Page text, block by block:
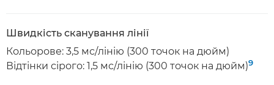
Швидкість сканування лінії
Кольорове: 3,5 мс/лінію (300 точок на дюйм)
Відтінки сірого: 1,5 мс/лінію (300 точок на дюйм)9